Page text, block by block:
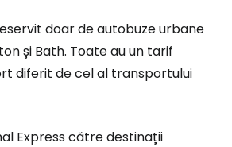
doar de autobuze urbane
și Bath. Toate au un tarif
diferit de cel al transportului
Express către destinații